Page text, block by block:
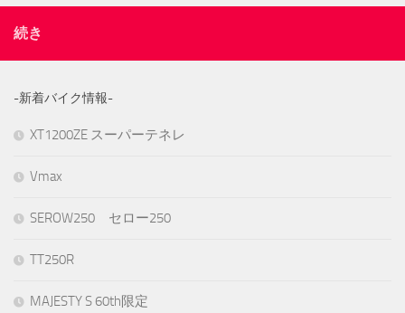
続き
-新着バイク情報-
XT1200ZE スーパーテネレ
Vmax
SEROW250 セロー250
TT250R
MAJESTY S 60th限定